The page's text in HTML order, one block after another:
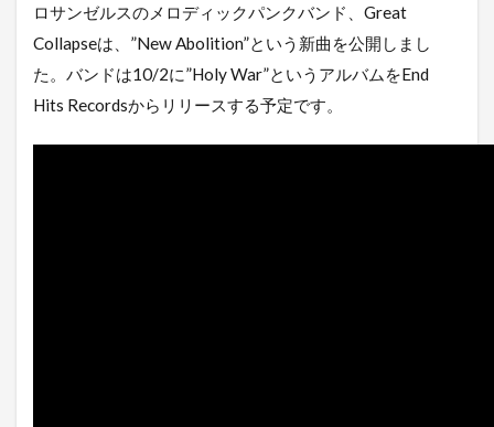
ロサンゼルスのメロディックパンクバンド、Great
Collapseは、”New Abolition”という新曲を公開しまし
た。バンドは10/2に”Holy War”というアルバムをEnd
Hits Recordsからリリースする予定です。